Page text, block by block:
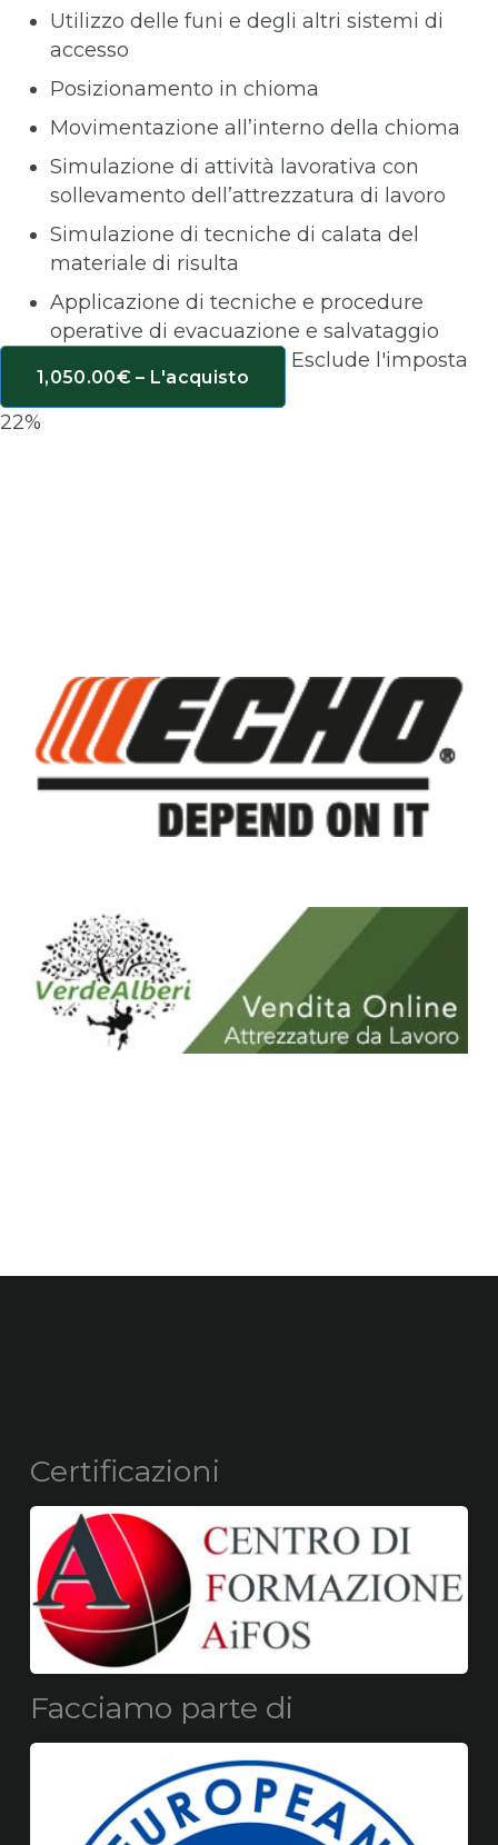
Utilizzo delle funi e degli altri sistemi di
accesso
Posizionamento in chioma
Movimentazione all’interno della chioma
Simulazione di attività lavorativa con
sollevamento dell’attrezzatura di lavoro
Simulazione di tecniche di calata del
materiale di risulta
Applicazione di tecniche e procedure
operative di evacuazione e salvataggio
1,050.00€ – L'acquisto
Esclude l'imposta
22%
Certificazioni
Facciamo parte di